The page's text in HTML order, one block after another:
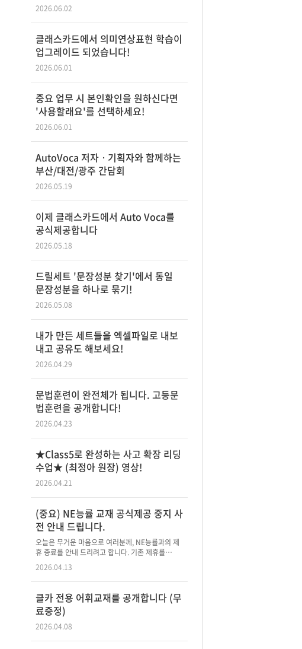
2026.06.02
클래스카드에서 의미연상표현 학습이
업그레이드 되었습니다!
2026.06.01
중요 업무 시 본인확인을 원하신다면
'사용할래요'를 선택하세요!
2026.06.01
AutoVoca 저자ㆍ기획자와 함께하는
부산/대전/광주 간담회
2026.05.19
이제 클래스카드에서 Auto Voca를
공식제공합니다
2026.05.18
드릴세트 '문장성분 찾기'에서 동일
문장성분을 하나로 묶기!
2026.05.08
내가 만든 세트들을 엑셀파일로 내보
내고 공유도 해보세요!
2026.04.29
문법훈련이 완전체가 됩니다. 고등문
법훈련을 공개합니다!
2026.04.23
★Class5로 완성하는 사고 확장 리딩
수업★ (최정아 원장) 영상!
2026.04.21
(중요) NE능률 교재 공식제공 중지 사
전 안내 드립니다.
오늘은 무거운 마음으로 여러분께, NE능률과의 제
휴 종료를 안내 드리려고 합니다. 기존 제휴를…
2026.04.13
클카 전용 어휘교재를 공개합니다 (무
료증정)
2026.04.08